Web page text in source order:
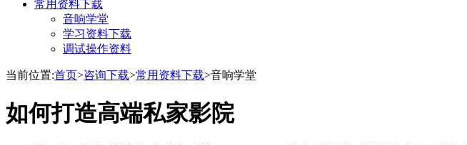
常用资料下载
音响学堂
学习资料下载
调试操作资料
当前位置:首页>咨询下载>常用资料下载>音响学堂
如何打造高端私家影院